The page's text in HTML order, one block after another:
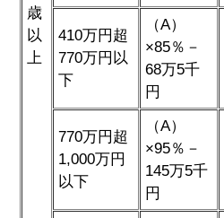
歳
以
上
410万円超
770万円以
下
（A）
×85％－
68万5千
円
770万円超
1,000万円
以下
（A）
×95％－
145万5千
円